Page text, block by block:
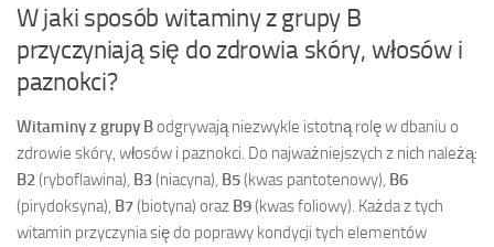
W jaki sposób witaminy z grupy B
przyczyniają się do zdrowia skóry, włosów i
paznokci?
Witaminy z grupy Bodgrywają niezwykle istotną rolę w dbaniu o
zdrowie skóry, włosów i paznokci. Do najważniejszych z nich należą:
B2(ryboflawina), B3(niacyna), B5(kwas pantotenowy), B6
(pirydoksyna), B7(biotyna) oraz B9(kwas foliowy). Każda z tych
witamin przyczynia się do poprawy kondycji tych elementów